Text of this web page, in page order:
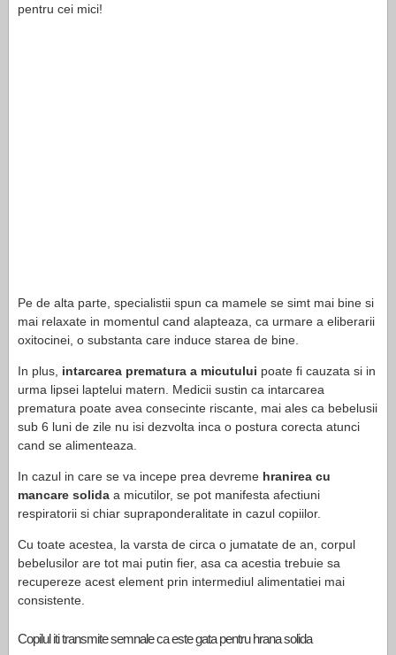
pentru cei mici!
Pe de alta parte, specialistii spun ca mamele se simt mai bine si
mai relaxate in momentul cand alapteaza, ca urmare a eliberarii
oxitocinei, o substanta care induce starea de bine.
In plus, intarcarea prematura a micutului poate fi cauzata si in
urma lipsei laptelui matern. Medicii sustin ca intarcarea
prematura poate avea consecinte riscante, mai ales ca bebelusii
sub 6 luni de zile nu isi dezvolta inca o postura corecta atunci
cand se alimenteaza.
In cazul in care se va incepe prea devreme hranirea cu
mancare solida a micutilor, se pot manifesta afectiuni
respiratorii si chiar supraponderalitate in cazul copiilor.
Cu toate acestea, la varsta de circa o jumatate de an, corpul
bebelusilor are tot mai putin fier, asa ca acestia trebuie sa
recupereze acest element prin intermediul alimentatiei mai
consistente.
Copilul iti transmite semnale ca este gata pentru hrana solida